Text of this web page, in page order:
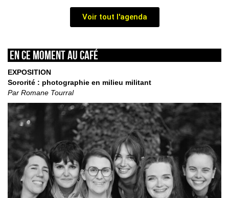
Voir tout l'agenda
En ce moment au café
EXPOSITION
Sororité : photographie en milieu militant
Par Romane Tourral